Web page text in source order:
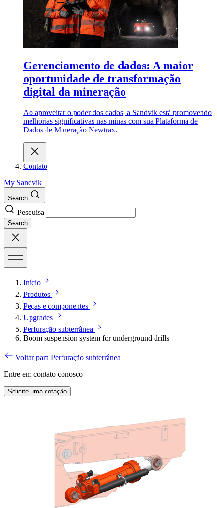
Gerenciamento de dados: A maior
oportunidade de transformação
digital da mineração
Ao aproveitar o poder dos dados, a Sandvik está promovendo
melhorias significativas nas minas com sua Plataforma de
Dados de Mineração Newtrax.
Contato
My Sandvik
Search
Pesquisa
Search
Início
Produtos
Peças e componentes
Upgrades
Perfuração subterrânea
Boom suspension system for underground drills
Voltar para Perfuração subterrânea
Entre em contato conosco
Solicite uma cotação